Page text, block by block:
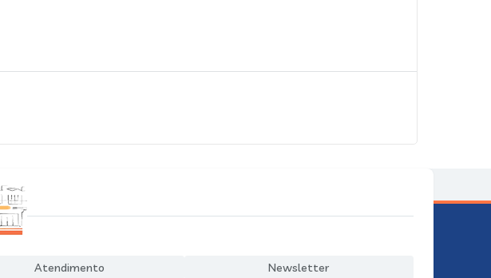
Atendimento Newsletter